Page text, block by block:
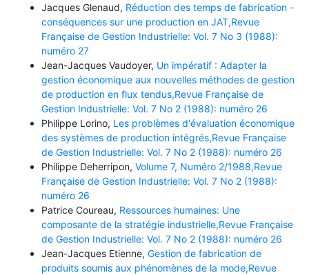
Jacques Glenaud, Réduction des temps de fabrication -
conséquences sur une production en JAT,Revue
Française de Gestion Industrielle: Vol. 7 No 3 (1988):
numéro 27
Jean-Jacques Vaudoyer, Un impératif : Adapter la
gestion économique aux nouvelles méthodes de gestion
de production en flux tendus,Revue Française de
Gestion Industrielle: Vol. 7 No 2 (1988): numéro 26
Philippe Lorino, Les problèmes d'évaluation économique
des systèmes de production intégrés,Revue Française
de Gestion Industrielle: Vol. 7 No 2 (1988): numéro 26
Philippe Deherripon, Volume 7, Numéro 2/1988,Revue
Française de Gestion Industrielle: Vol. 7 No 2 (1988):
numéro 26
Patrice Coureau, Ressources humaines: Une
composante de la stratégie industrielle,Revue Française
de Gestion Industrielle: Vol. 7 No 2 (1988): numéro 26
Jean-Jacques Etienne, Gestion de fabrication de
produits soumis aux phénomènes de la mode,Revue